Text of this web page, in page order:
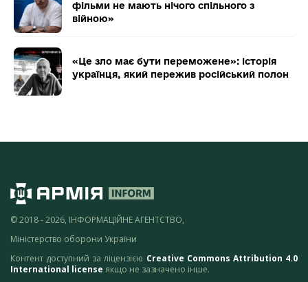
фільми не мають нічого спільного з
війною»
«Це зло має бути переможене»: історія
українця, який пережив російський полон
© 2018 - 2026, ІНФОРМАЦІЙНЕ АГЕНТСТВО,
Міністерство оборони України
Контент доступний за ліцензією Creative Commons Attribution 4.0
International license якщо не зазначено інше.